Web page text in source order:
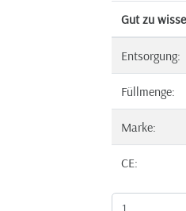
Gut zu
Entsorgung:
Füllmenge:
Marke:
CE: